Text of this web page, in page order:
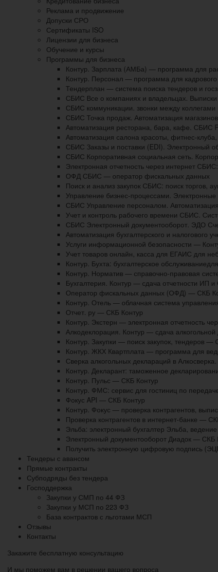
Реклама и продвижение
Допуски СРО
Сертификаты ISO
Лицензии для бизнеса
Обучение и курсы
Программы для бизнеса
Контур. Зарплата (АМБа) — программа для
Контур. Персонал — программа для
Тендерплан — система поиска тендеров и
СБИС Все о компаниях и владельцах.
СБИС коммуникации. звонки между
СБИС Точка продаж. Автоматизация
Автоматизация ресторана, бара, кафе. СБИС
Автоматизация салона красоты, фитнес-
СБИС Заказы и поставки (EDI). Электронный
СБИС Корпоративная социальная сеть.
Электронная отчетность через интернет
ОФД СБИС — оператор фискальных данных
Поиск и анализ закупок СБИС: поиск торгов,
Управление бизнес-процессами.
СБИС Управление персоналом.
Учет и контроль рабочего времени СБИС.
СБИС Электронный документооборот. ЭДО
Автоматизация бухгалтерского и налогового
Услуги информационной безопасности —
Учет товаров онлайн, касса для ЕГАИС для
Контур. Бухта: бухгалтерское
Контур. Норматив — справочно-правовая
Бухгалтерия. Контур — сдача отчетности
Оператор фискальных данных (ОФД) — СКБ
Контур. Отель — облачная система
Отчет. ру — СКБ Контур
Контур. Экстерн — электронная отчетность
Алкодеклорация. Контур — сдача
Контур. Закупки — поиск закупок, тендеров —
Контур. ЖКХ Квартплата — программа для
Сверка алкогольных деклараций в
Контур. Декларант: таможенное
Контур. Пульс — СКБ Контур
Контур. ФМС: сервис для гостиниц по
Фокус API — СКБ Контур
Контур. Фокус — проверка контрагентов,
Проверка контрагентов в интернет-банке —
Эльба: электронный бухгалтер Эльба,
Электронный документооборот Диадок — СКБ
Получить электронную цифровую подпись
Тендеры с авансом
Прямые контракты
Субподряды без тендера
Господдержка
Закупки у СМП по 44 ФЗ
Закупки у МСП по 223 ФЗ
База контрактов с льготами МСП
Отзывы
Контакты
Закажите бесплатную консультацию
И мы поможем вам в решении вашего вопроса